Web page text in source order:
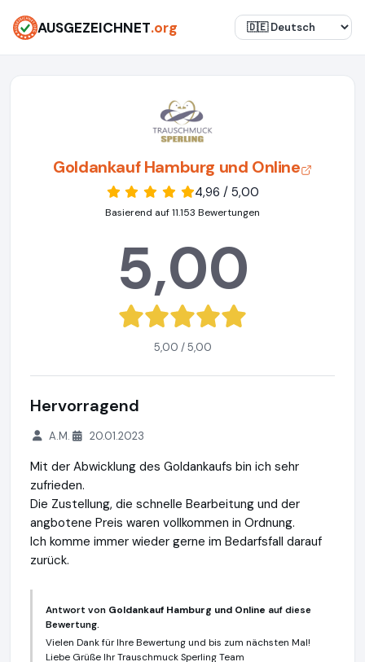
AUSGEZEICHNET.org
Goldankauf Hamburg und Online
4,96 / 5,00
Basierend auf 11.153 Bewertungen
5,00
5,00 / 5,00
Hervorragend
A.M. 20.01.2023
Mit der Abwicklung des Goldankaufs bin ich sehr
zufrieden.
Die Zustellung, die schnelle Bearbeitung und der
angbotene Preis waren vollkommen in Ordnung.
Ich komme immer wieder gerne im Bedarfsfall darauf
zurück.
Antwort von Goldankauf Hamburg und Online auf diese
Bewertung.
Vielen Dank für Ihre Bewertung und bis zum nächsten Mal!
Liebe Grüße Ihr Trauschmuck Sperling Team